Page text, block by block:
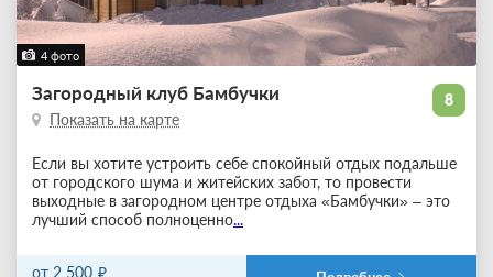
4 фото
8
Загородный клуб Бамбучки
Показать на карте
Если вы хотите устроить себе спокойный отдых подальше
от городского шума и житейских забот, то провести
выходные в загородном центре отдыха «Бамбучки» – это
лучший способ полноценно...
от 2 500